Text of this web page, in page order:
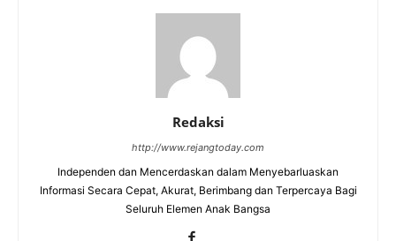
Redaksi
http://www.rejangtoday.com
Independen dan Mencerdaskan dalam Menyebarluaskan
Informasi Secara Cepat, Akurat, Berimbang dan Terpercaya Bagi
Seluruh Elemen Anak Bangsa